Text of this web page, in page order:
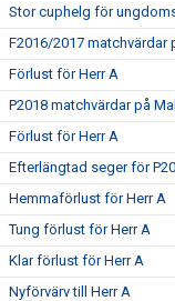
Stor cuphelg för
F2016/2017
Förlust för Herr A
P2018 matchvärdar på
Förlust för Herr A
Efterlängtad seger för
Hemmaförlust för Herr A
Tung förlust för Herr A
Klar förlust för Herr A
Nyförvärv till Herr A